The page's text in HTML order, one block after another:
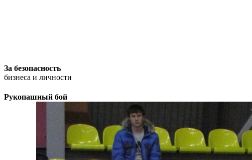
За безопасность
бизнеса и личности
Рукопашный бой